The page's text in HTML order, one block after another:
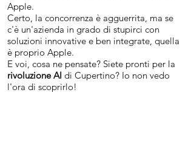
Apple.
Certo, la concorrenza è agguerrita, ma se
c'è un'azienda in grado di stupirci con
soluzioni innovative e ben integrate, quella
è proprio Apple.
E voi, cosa ne pensate? Siete pronti per la
rivoluzione AI di Cupertino? Io non vedo
l'ora di scoprirlo!